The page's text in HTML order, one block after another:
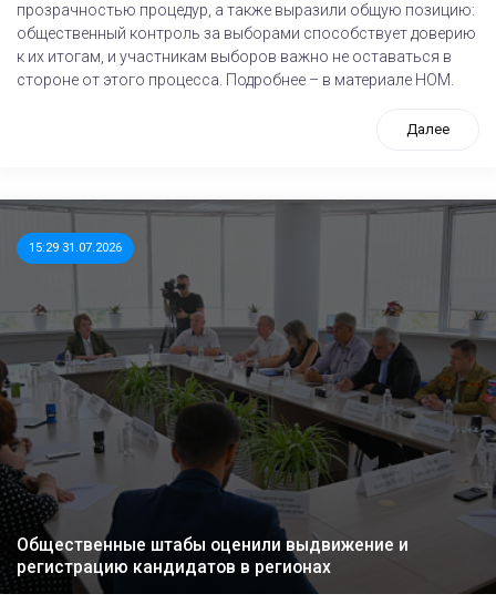
прозрачностью процедур, а также выразили общую позицию:
общественный контроль за выборами способствует доверию
к их итогам, и участникам выборов важно не оставаться в
стороне от этого процесса. Подробнее – в материале НОМ.
Далее
15:29 31.07.2026
Общественные штабы оценили выдвижение и
регистрацию кандидатов в регионах